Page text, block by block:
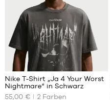
UNSERE
VERFÜGBAREN
Nike T-Shirt „Ja 4 Your Worst
Nightmare“ in Schwarz
55,00 €
2Farben